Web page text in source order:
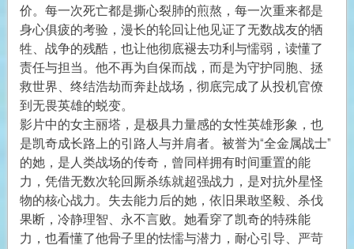
价。每一次死亡都是撕心裂肺的煎熬，每一次重来都是
身心俱疲的考验，漫长的轮回让他见证了无数战友的牺
牲、战争的残酷，也让他彻底褪去功利与懦弱，读懂了
责任与担当。他不再为自保而战，而是为守护同胞、拯
救世界、终结浩劫而奔赴战场，彻底完成了从投机官僚
到无畏英雄的蜕变。
影片中的女主丽塔，是极具力量感的女性英雄形象，也
是凯奇成长路上的引路人与并肩者。被誉为“全金属战士”
的她，是人类战场的传奇，曾同样拥有时间重置的能
力，凭借无数次轮回厮杀练就超强战力，是对抗外星怪
物的核心战力。失去能力后的她，依旧果敢坚毅、杀伐
果断，冷静理智、永不言败。她看穿了凯奇的特殊能
力，也看懂了他骨子里的怯懦与潜力，耐心引导、严苛